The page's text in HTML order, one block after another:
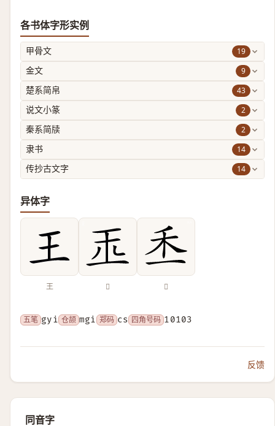
各书体字形实例
甲骨文 19
金文 9
楚系简帛 43
说文小篆 2
秦系简牍 2
隶书 14
传抄古文字 14
异体字
王 𤣪 𥝍
五笔 gyi 仓颉 mgi 郑码 cs 四角号码 10103
反馈
同音字